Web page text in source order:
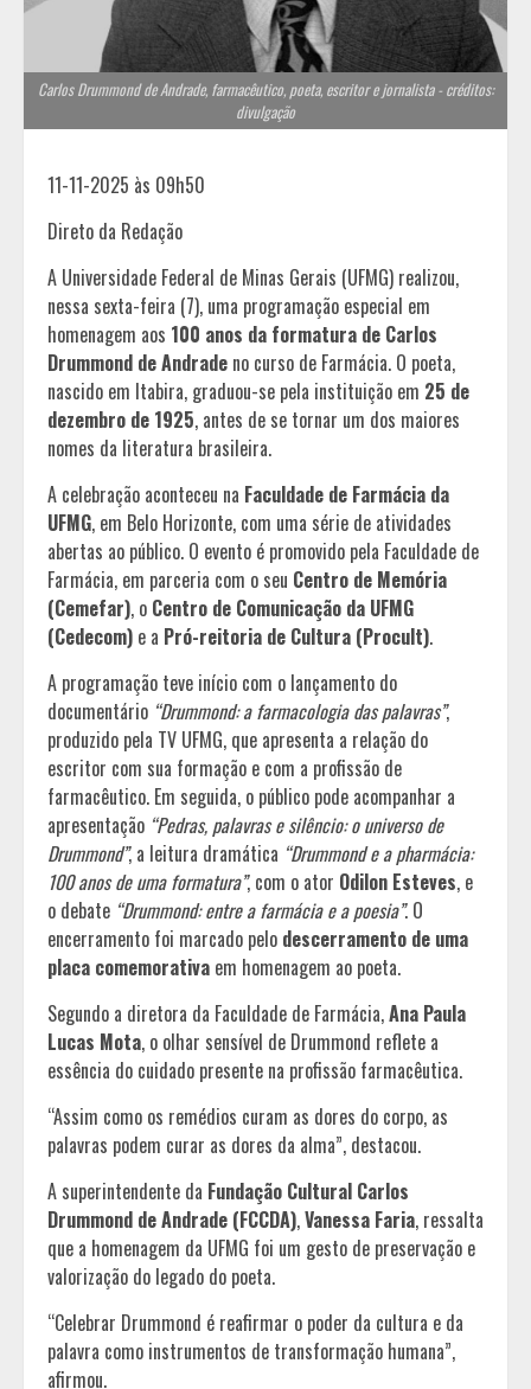
Carlos Drummond de Andrade, farmacêutico, poeta, escritor e jornalista - créditos:
divulgação
11-11-2025 às 09h50
Direto da Redação
A Universidade Federal de Minas Gerais (UFMG) realizou,
nessa sexta-feira (7), uma programação especial em
homenagem aos 100 anos da formatura de Carlos
Drummond de Andrade no curso de Farmácia. O poeta,
nascido em Itabira, graduou-se pela instituição em 25 de
dezembro de 1925, antes de se tornar um dos maiores
nomes da literatura brasileira.
A celebração aconteceu na Faculdade de Farmácia da
UFMG, em Belo Horizonte, com uma série de atividades
abertas ao público. O evento é promovido pela Faculdade de
Farmácia, em parceria com o seu Centro de Memória
(Cemefar), o Centro de Comunicação da UFMG
(Cedecom) e a Pró-reitoria de Cultura (Procult).
A programação teve início com o lançamento do
documentário “Drummond: a farmacologia das palavras”,
produzido pela TV UFMG, que apresenta a relação do
escritor com sua formação e com a profissão de
farmacêutico. Em seguida, o público pode acompanhar a
apresentação “Pedras, palavras e silêncio: o universo de
Drummond”, a leitura dramática “Drummond e a pharmácia:
100 anos de uma formatura”, com o ator Odilon Esteves, e
o debate “Drummond: entre a farmácia e a poesia”. O
encerramento foi marcado pelo descerramento de uma
placa comemorativa em homenagem ao poeta.
Segundo a diretora da Faculdade de Farmácia,Ana Paula
Lucas Mota, o olhar sensível de Drummond reflete a
essência do cuidado presente na profissão farmacêutica.
“Assim como os remédios curam as dores do corpo, as
palavras podem curar as dores da alma”, destacou.
A superintendente da Fundação Cultural Carlos
Drummond de Andrade (FCCDA),Vanessa Faria, ressalta
que a homenagem da UFMG foi um gesto de preservação e
valorização do legado do poeta.
“Celebrar Drummond é reafirmar o poder da cultura e da
palavra como instrumentos de transformação humana”,
afirmou.